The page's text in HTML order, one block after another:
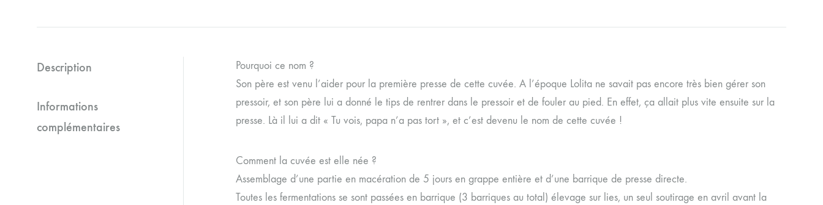
Description
Informations
complémentaires
Pourquoi ce nom ?
Son père est venu l’aider pour la première presse de cette cuvée. A l’époque Lolita ne savait pas encore très bien gérer son
pressoir, et son père lui a donné le tips de rentrer dans le pressoir et de fouler au pied. En effet, ça allait plus vite ensuite sur la
presse. Là il lui a dit « Tu vois, papa n’a pas tort », et c’est devenu le nom de cette cuvée !
Comment la cuvée est elle née ?
Assemblage d’une partie en macération de 5 jours en grappe entière et d’une barrique de presse directe.
Toutes les fermentations se sont passées en barrique (3 barriques au total) élevage sur lies, un seul soutirage en avril avant la